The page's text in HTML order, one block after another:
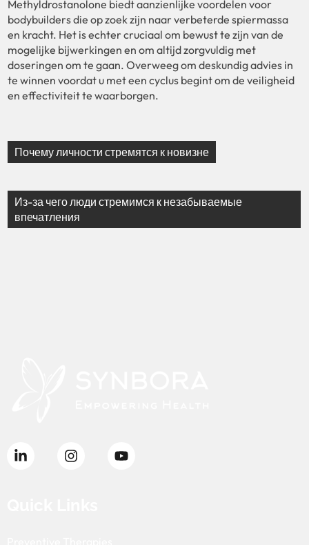
Methyldrostanolone biedt aanzienlijke voordelen voor
bodybuilders die op zoek zijn naar verbeterde spiermassa
en kracht. Het is echter cruciaal om bewust te zijn van de
mogelijke bijwerkingen en om altijd zorgvuldig met
doseringen om te gaan. Overweeg om deskundig advies in
te winnen voordat u met een cyclus begint om de veiligheid
en effectiviteit te waarborgen.
Почему личности стремятся к новизне
Из-за чего люди стремимся к незабываемые
впечатления